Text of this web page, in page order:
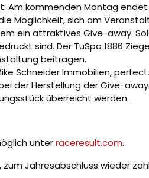
Am kommenden Montag
Möglichkeit, sich am
ein attraktives Give-away.
sind. Der TuSpo 1886
beitragen.
Schneider Immobilien,
der Herstellung der Give-
überreicht werden.
unterraceresult.com.
Jahresabschluss wieder